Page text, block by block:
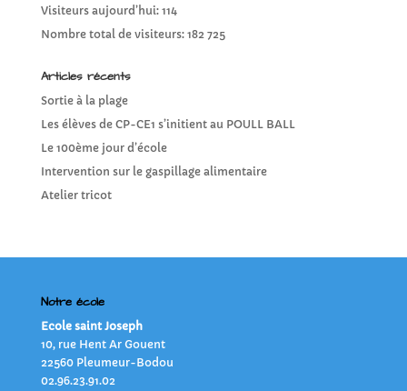
Visiteurs aujourd’hui: 114
Nombre total de visiteurs: 182 725
Articles récents
Sortie à la plage
Les élèves de CP-CE1 s’initient au POULL BALL
Le 100ème jour d’école
Intervention sur le gaspillage alimentaire
Atelier tricot
Notre école
Ecole saint Joseph
10, rue Hent Ar Gouent
22560 Pleumeur-Bodou
02.96.23.91.02